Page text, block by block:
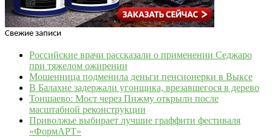
Свежие записи
Российские врачи рассказали о применении Седжаро
при тяжелом ожирении
Мошенница подменила деньги пенсионерки в Выксе
В Балахне задержали угонщика, врезавшегося в дерево
Тоншаево: Мост через Пижму открыли после
масштабной реконструкции
Приволжье выбирает лучшие граффити фестиваля
«ФормАРТ»